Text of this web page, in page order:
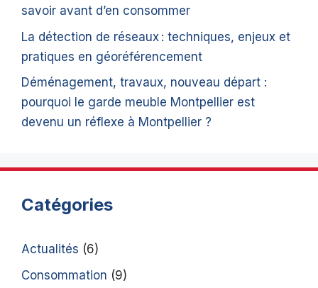
savoir avant d’en consommer
La détection de réseaux : techniques, enjeux et
pratiques en géoréférencement
Déménagement, travaux, nouveau départ :
pourquoi le garde meuble Montpellier est
devenu un réflexe à Montpellier ?
Catégories
Actualités (6)
Consommation (9)